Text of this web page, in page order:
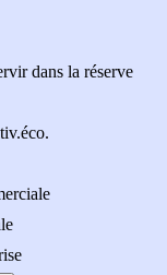
dans la réserve